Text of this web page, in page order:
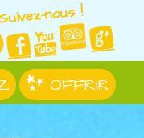
Suivez-nous !
OFFRIR